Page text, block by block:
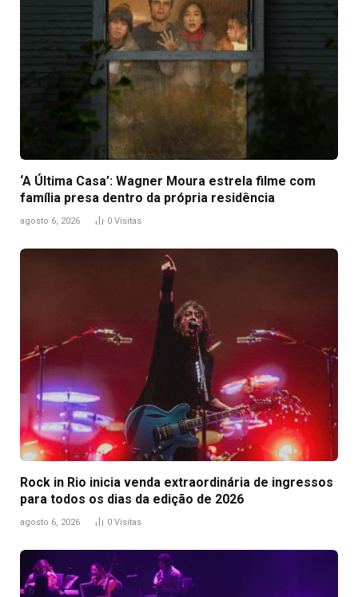
‘A Última Casa’: Wagner Moura estrela filme com
família presa dentro da própria residência
agosto 6, 2026 0 Visitas
Rock in Rio inicia venda extraordinária de ingressos
para todos os dias da edição de 2026
agosto 6, 2026 0 Visitas